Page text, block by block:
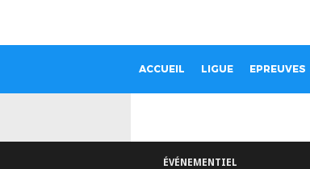
ACCUEIL LIGUE EPREUVES
ÉVÉNEMENTIEL